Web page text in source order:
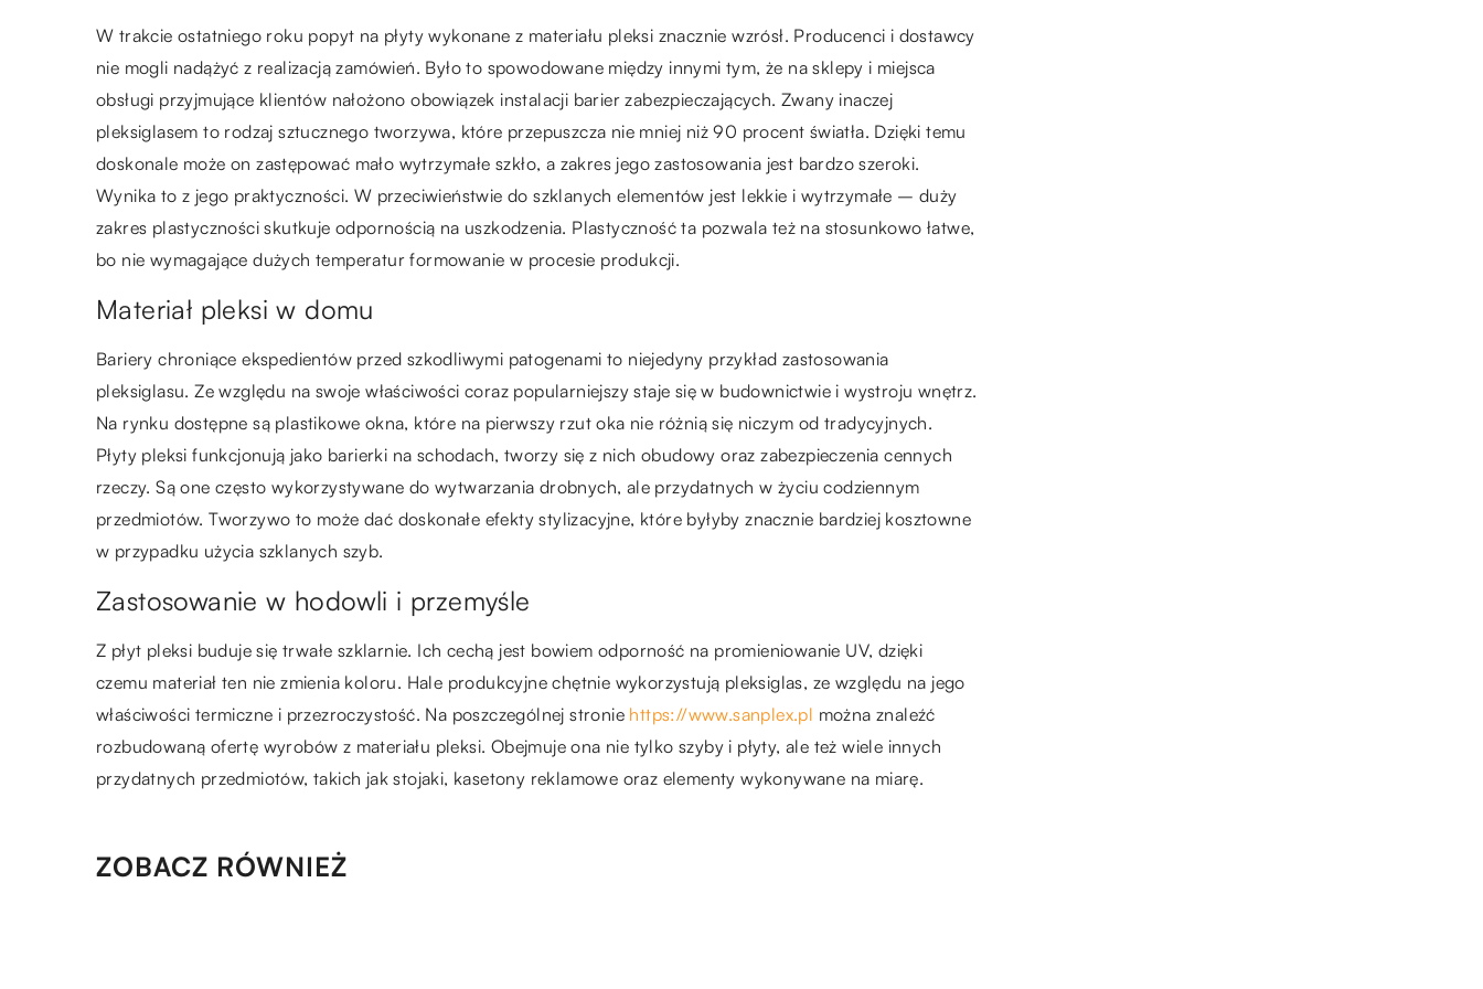
W trakcie ostatniego roku popyt na płyty wykonane z materiału pleksi znacznie wzrósł. Producenci i dostawcy
nie mogli nadążyć z realizacją zamówień. Było to spowodowane między innymi tym, że na sklepy i miejsca
obsługi przyjmujące klientów nałożono obowiązek instalacji barier zabezpieczających. Zwany inaczej
pleksiglasem to rodzaj sztucznego tworzywa, które przepuszcza nie mniej niż 90 procent światła. Dzięki temu
doskonale może on zastępować mało wytrzymałe szkło, a zakres jego zastosowania jest bardzo szeroki.
Wynika to z jego praktyczności. W przeciwieństwie do szklanych elementów jest lekkie i wytrzymałe – duży
zakres plastyczności skutkuje odpornością na uszkodzenia. Plastyczność ta pozwala też na stosunkowo łatwe,
bo nie wymagające dużych temperatur formowanie w procesie produkcji.
Materiał pleksi w domu
Bariery chroniące ekspedientów przed szkodliwymi patogenami to niejedyny przykład zastosowania
pleksiglasu. Ze względu na swoje właściwości coraz popularniejszy staje się w budownictwie i wystroju wnętrz.
Na rynku dostępne są plastikowe okna, które na pierwszy rzut oka nie różnią się niczym od tradycyjnych.
Płyty pleksi funkcjonują jako barierki na schodach, tworzy się z nich obudowy oraz zabezpieczenia cennych
rzeczy. Są one często wykorzystywane do wytwarzania drobnych, ale przydatnych w życiu codziennym
przedmiotów. Tworzywo to może dać doskonałe efekty stylizacyjne, które byłyby znacznie bardziej kosztowne
w przypadku użycia szklanych szyb.
Zastosowanie w hodowli i przemyśle
Z płyt pleksi buduje się trwałe szklarnie. Ich cechą jest bowiem odporność na promieniowanie UV, dzięki
czemu materiał ten nie zmienia koloru. Hale produkcyjne chętnie wykorzystują pleksiglas, ze względu na jego
właściwości termiczne i przezroczystość. Na poszczególnej stronie https://www.sanplex.pl można znaleźć
rozbudowaną ofertę wyrobów z materiału pleksi. Obejmuje ona nie tylko szyby i płyty, ale też wiele innych
przydatnych przedmiotów, takich jak stojaki, kasetony reklamowe oraz elementy wykonywane na miarę.
ZOBACZ RÓWNIEŻ